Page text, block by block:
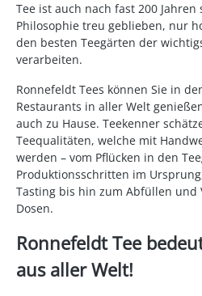
Tee ist auch nach fast 200
Philosophie treu geblieben, nur
den besten Teegärten der
verarbeiten.
Ronnefeldt Tees können Sie in
Restaurants in aller Welt
auch zu Hause. Teekenner
Teequalitäten, welche mit
werden – vom Pflücken in den
Produktionsschritten im
Tasting bis hin zum Abfüllen und
Dosen.
Ronnefeldt Tee
aus aller Welt!